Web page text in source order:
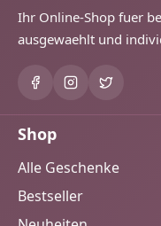
Ihr Online-Shop fuer
ausgewaehlt und
Shop
Alle Geschenke
Bestseller